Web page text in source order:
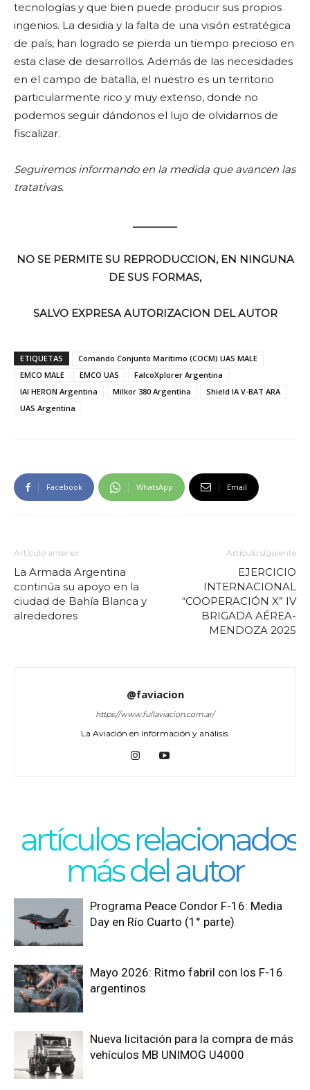
tecnologías y que bien puede producir sus propios
ingenios. La desidia y la falta de una visión estratégica
de país, han logrado se pierda un tiempo precioso en
esta clase de desarrollos. Además de las necesidades
en el campo de batalla, el nuestro es un territorio
particularmente rico y muy extenso, donde no
podemos seguir dándonos el lujo de olvidarnos de
fiscalizar.
Seguiremos informando en la medida que avancen las
tratativas.
________
NO SE PERMITE SU REPRODUCCION, EN NINGUNA
DE SUS FORMAS,
SALVO EXPRESA AUTORIZACION DEL AUTOR
ETIQUETAS
Comando Conjunto Marítimo (COCM) UAS MALE
EMCO MALE
EMCO UAS
FalcoXplorer Argentina
IAI HERON Argentina
Milkor 380 Argentina
Shield IA V-BAT ARA
UAS Argentina
Facebook WhatsApp Email
Artículo anterior
La Armada Argentina
continúa su apoyo en la
ciudad de Bahía Blanca y
alrededores
Artículo siguiente
EJERCICIO
INTERNACIONAL
“COOPERACIÓN X” IV
BRIGADA AÉREA-
MENDOZA 2025
@faviacion
https://www.fullaviacion.com.ar/
La Aviación en información y análisis.
artículos relacionados
más del autor
Programa Peace Condor F-16: Media
Day en Río Cuarto (1° parte)
Mayo 2026: Ritmo fabril con los F-16
argentinos
Nueva licitación para la compra de más
vehículos MB UNIMOG U4000